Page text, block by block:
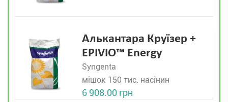
Алькантара Круїзер +
EPIVIO™ Energy
Syngenta
мішок 150 тис. насінин
6 908.00 грн